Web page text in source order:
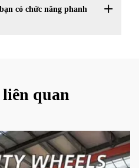
có chức năng phanh
quan